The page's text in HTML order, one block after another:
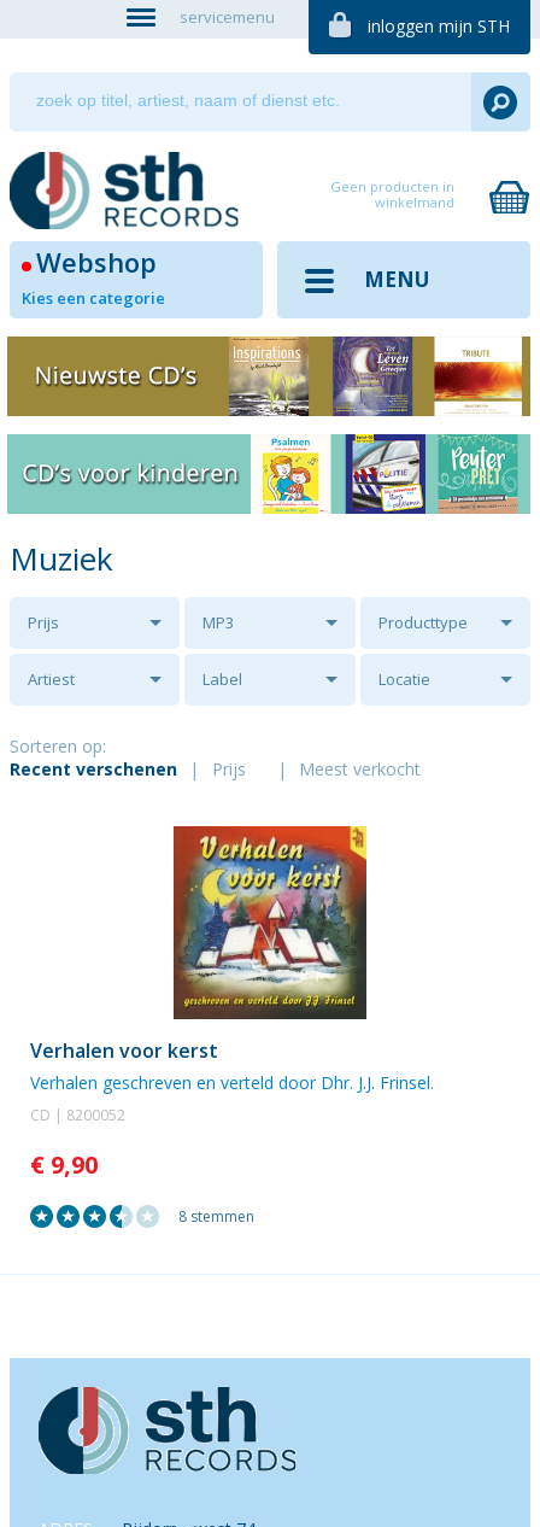
servicemenu inloggen mijn STH
Geen producten in
winkelmand
Webshop
Kies een categorie
MENU
Muziek
Prijs MP3 Producttype
Artiest Label Locatie
Sorteren op:
Recent verschenen
| Prijs | Meest verkocht
Verhalen voor kerst
Verhalen geschreven en verteld door Dhr. J.J. Frinsel.
CD | 8200052
€ 9,90
8 stemmen